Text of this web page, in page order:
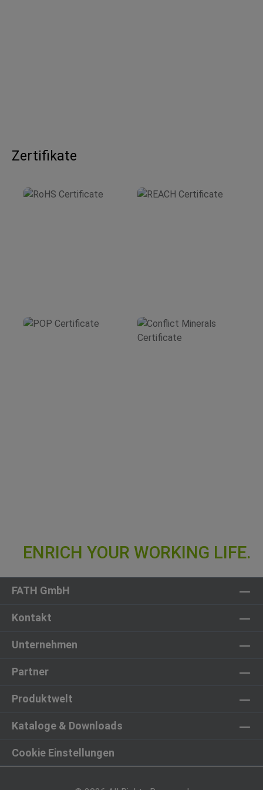
Zertifikate
FATH GmbH
Kontakt
Unternehmen
Partner
Produktwelt
Kataloge & Downloads
Cookie Einstellungen